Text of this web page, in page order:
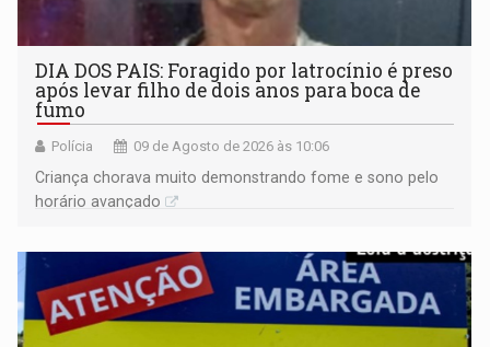
DIA DOS PAIS: Foragido por latrocínio é preso
após levar filho de dois anos para boca de
fumo
Polícia 09 de Agosto de 2026 às 10:06
Criança chorava muito demonstrando fome e sono pelo
horário avançado